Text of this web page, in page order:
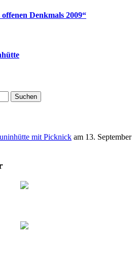
Denkmals 2009“
Suchen
mit Picknick am 13. September